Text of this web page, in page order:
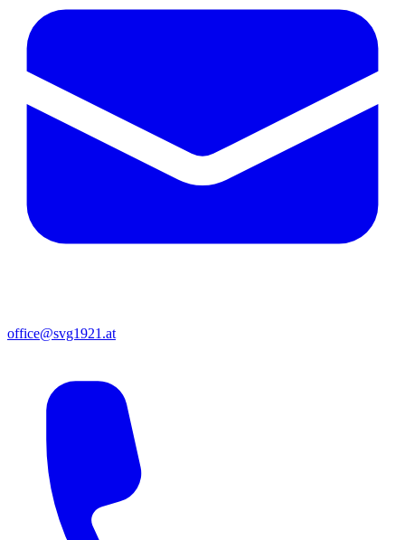
office@svg1921.at